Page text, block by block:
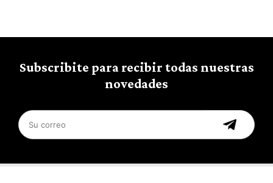
Subscribite para recibir todas nuestras
novedades